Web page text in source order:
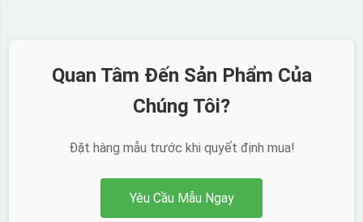
Quan Tâm Đến Sản Phẩm Của
Chúng Tôi?
Đặt hàng mẫu trước khi quyết định mua!
Yêu Cầu Mẫu Ngay